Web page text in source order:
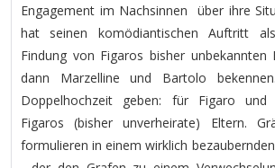
Engagement im Nachsinnen über ihre
hat seinen komödiantischen Auftritt
Findung von Figaros bisher unbekannten
dann Marzelline und Bartolo
Doppelhochzeit geben: für Figaro
Figaros (bisher unverheirate) Eltern.
formulieren in einem wirklich